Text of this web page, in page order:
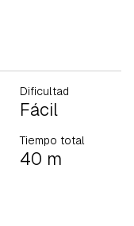
Dificultad
Fácil
Tiempo total
40 m